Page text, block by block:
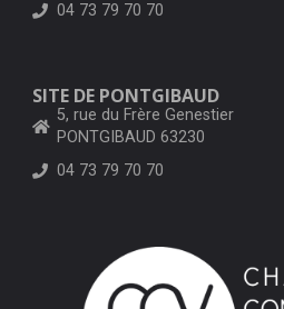
04 73 79 70 70
SITE DE PONTGIBAUD
5, rue du Frère Genestier
PONTGIBAUD 63230
04 73 79 70 70